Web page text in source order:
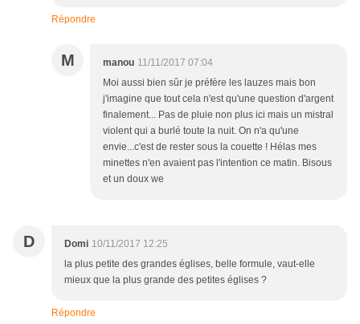
Répondre
M manou 11/11/2017 07:04
Moi aussi bien sûr je préfère les lauzes mais bon
j'imagine que tout cela n'est qu'une question d'argent
finalement... Pas de pluie non plus ici mais un mistral
violent qui a burlé toute la nuit. On n'a qu'une
envie...c'est de rester sous la couette ! Hélas mes
minettes n'en avaient pas l'intention ce matin. Bisous
et un doux we
D Domi 10/11/2017 12:25
la plus petite des grandes églises, belle formule, vaut-elle
mieux que la plus grande des petites églises ?
Répondre